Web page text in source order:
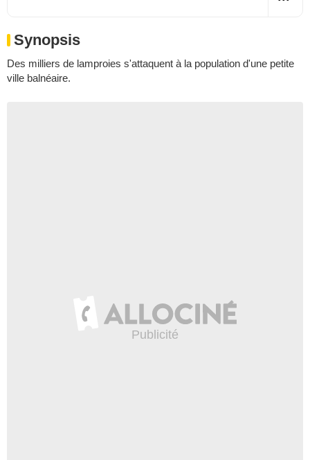
Synopsis
Des milliers de lamproies s'attaquent à la population d'une petite
ville balnéaire.